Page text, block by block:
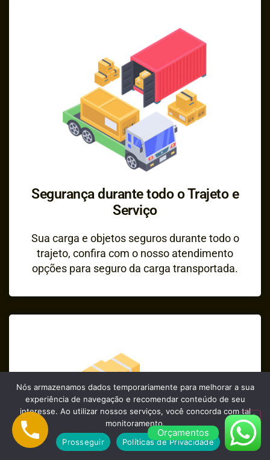
Segurança durante todo o Trajeto e
Serviço
Sua carga e objetos seguros durante todo o
trajeto, confira com o nosso atendimento
opções para seguro da carga transportada.
Orçamentos
Nós armazenamos dados temporariamente para melhorar a sua
experiência de navegação e recomendar conteúdo de seu
interesse. Ao utilizar nossos serviços, você concorda com tal
monitoramento.
Prosseguir
Políticas de Privacidade